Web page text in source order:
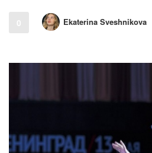
0 Ekaterina Sveshnikova